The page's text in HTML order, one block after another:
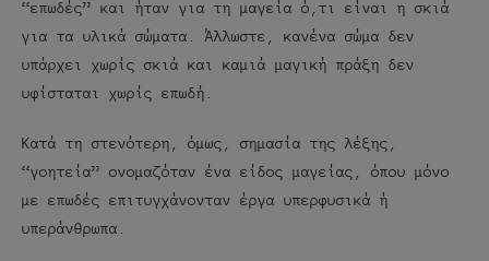
“επωδές” και ήταν για τη μαγεία ό,τι είναι η σκιά
για τα υλικά σώματα. Άλλωστε, κανένα σώμα δεν
υπάρχει χωρίς σκιά και καμιά μαγική πράξη δεν
υφίσταται χωρίς επωδή.
Κατά τη στενότερη, όμως, σημασία της λέξης,
“γοητεία” ονομαζόταν ένα είδος μαγείας, όπου μόνο
με επωδές επιτυγχάνονταν έργα υπερφυσικά ή
υπεράνθρωπα.